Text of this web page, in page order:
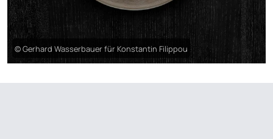
© Gerhard Wasserbauer für Konstantin Filippou